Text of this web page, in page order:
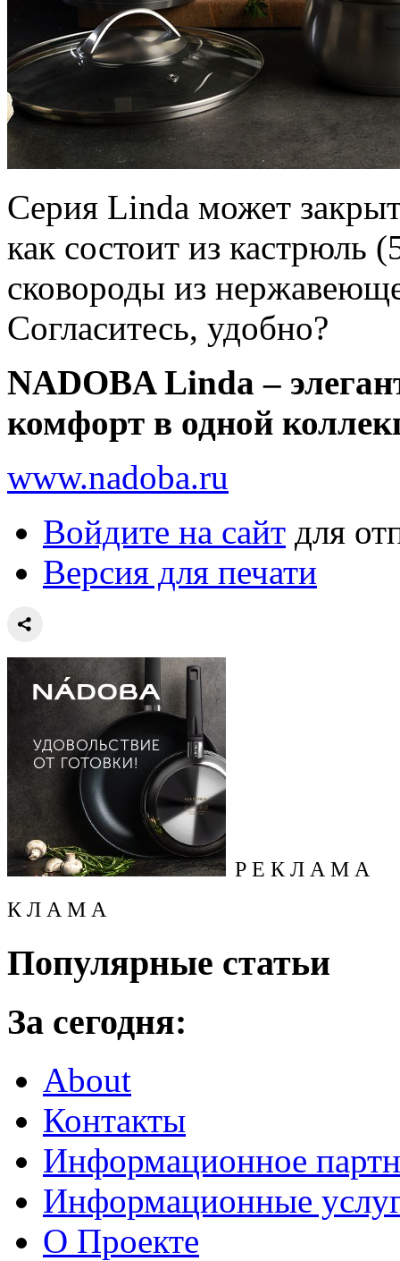
Серия Linda может
как состоит из кастрюль
сковороды из
Согласитесь, удобно?
NADOBA Linda –
комфорт в одной
www.nadoba.ru
Войдите на сайт для
Версия для печати
Р Е К Л А М А
К Л А М А
Популярные статьи
За сегодня:
About
Контакты
Информационное
Информационные
О Проекте